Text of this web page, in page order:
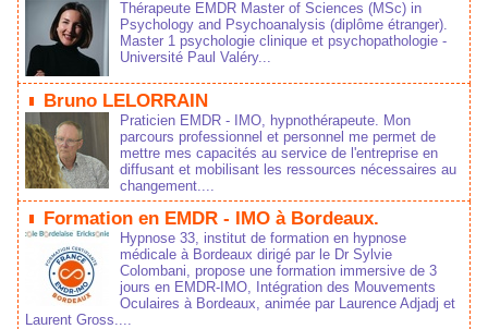
Thérapeute EMDR Master of Sciences (MSc) in
Psychology and Psychoanalysis (diplôme étranger).
Master 1 psychologie clinique et psychopathologie -
Université Paul Valéry...
Bruno LELORRAIN
Praticien EMDR - IMO, hypnothérapeute. Mon
parcours professionnel et personnel me permet de
mettre mes capacités au service de l'entreprise en
diffusant et mobilisant les ressources nécessaires au
changement....
Formation en EMDR - IMO à Bordeaux.
Hypnose 33, institut de formation en hypnose
médicale à Bordeaux dirigé par le Dr Sylvie
Colombani, propose une formation immersive de 3
jours en EMDR-IMO, Intégration des Mouvements
Oculaires à Bordeaux, animée par Laurence Adjadj et
Laurent Gross....